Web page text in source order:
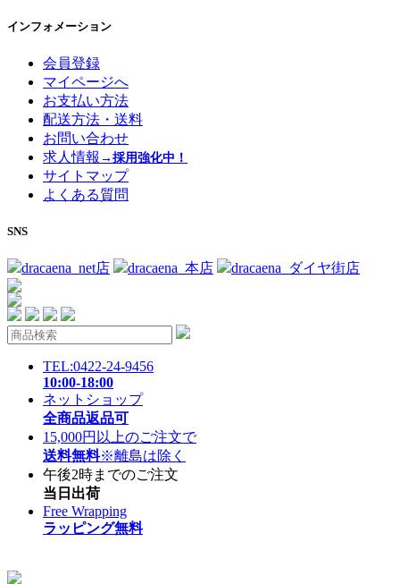
インフォメーション
会員登録
マイページへ
お支払い方法
配送方法・送料
お問い合わせ
求人情報 →採用強化中！
サイトマップ
よくある質問
SNS
dracaena_net店 dracaena_本店 dracaena_ダイヤ街店
TEL:0422-24-9456
10:00-18:00
ネットショップ
全商品返品可
15,000円以上のご注文で
送料無料※離島は除く
午後2時までのご注文
当日出荷
Free Wrapping
ラッピング無料